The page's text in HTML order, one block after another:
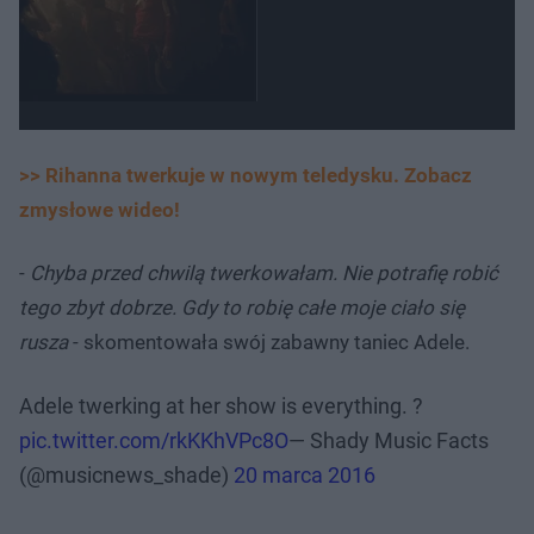
>> Rihanna twerkuje w nowym teledysku. Zobacz
zmysłowe wideo!
- Chyba przed chwilą twerkowałam. Nie potrafię robić
tego zbyt dobrze. Gdy to robię całe moje ciało się
rusza- skomentowała swój zabawny taniec Adele.
Adele twerking at her show is everything. ?
pic.twitter.com/rkKKhVPc8O— Shady Music Facts
(@musicnews_shade) 20 marca 2016